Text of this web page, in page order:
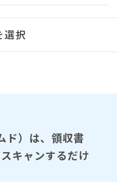
ド）は、領収書
キャンするだけ